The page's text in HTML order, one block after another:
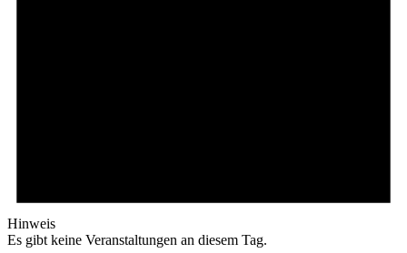
Hinweis
Es gibt keine Veranstaltungen an diesem Tag.